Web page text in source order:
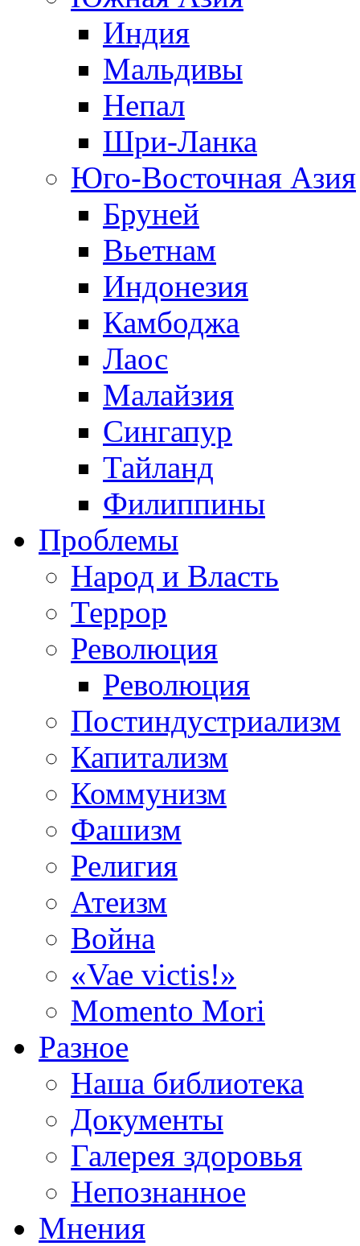
Индия
Мальдивы
Непал
Шри-Ланка
Юго-Восточная Азия
Бруней
Вьетнам
Индонезия
Камбоджа
Лаос
Малайзия
Сингапур
Тайланд
Филиппины
Проблемы
Народ и Власть
Террор
Революция
Революция
Постиндустриализм
Капитализм
Коммунизм
Фашизм
Религия
Атеизм
Война
«Vae victis!»
Momento Mori
Разное
Наша библиотека
Документы
Галерея здоровья
Непознанное
Мнения